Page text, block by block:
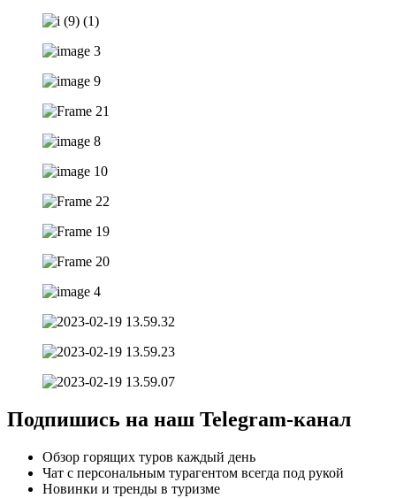
Подпишись на наш Telegram-канал
Обзор горящих туров каждый день
Чат с персональным турагентом всегда под рукой
Новинки и тренды в туризме